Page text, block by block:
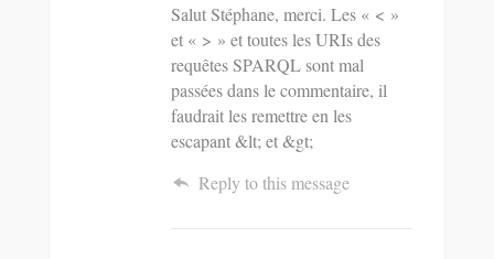
Salut Stéphane, merci. Les « < »
et « > » et toutes les URIs des
requêtes SPARQL sont mal
passées dans le commentaire, il
faudrait les remettre en les
escapant &lt; et &gt;
Reply to this message